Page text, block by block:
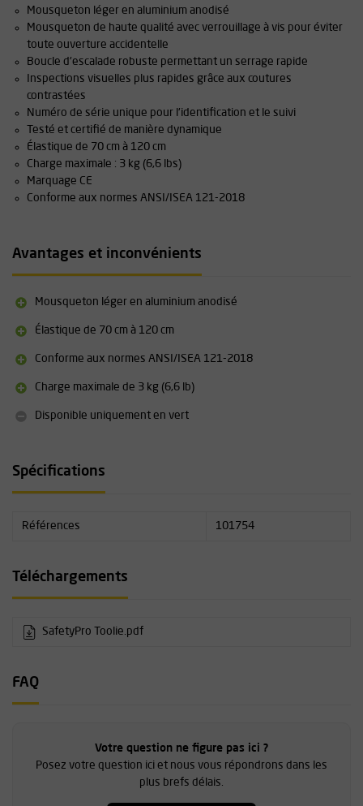
Mousqueton léger en aluminium anodisé
Mousqueton de haute qualité avec verrouillage à vis pour éviter
toute ouverture accidentelle
Boucle d'escalade robuste permettant un serrage rapide
Inspections visuelles plus rapides grâce aux coutures
contrastées
Numéro de série unique pour l'identification et le suivi
Testé et certifié de manière dynamique
Élastique de 70 cm à 120 cm
Charge maximale : 3 kg (6,6 lbs)
Marquage CE
Conforme aux normes ANSI/ISEA 121-2018
Avantages et inconvénients
Mousqueton léger en aluminium anodisé
Élastique de 70 cm à 120 cm
Conforme aux normes ANSI/ISEA 121-2018
Charge maximale de 3 kg (6,6 lb)
Disponible uniquement en vert
Spécifications
Références 101754
Téléchargements
SafetyPro Toolie.pdf
FAQ
Votre question ne figure pas ici ?
Posez votre question ici et nous vous répondrons dans les
plus brefs délais.